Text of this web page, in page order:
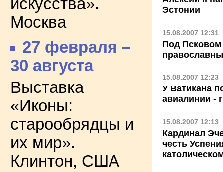
искусства».
Москва
27 февраля –
30 августа
Выставка
«Иконы:
старообрядцы и
их мир».
Клинтон, США
Эстонии
15.08.2007 12:31
Под
15.08.2007 12:23
У Ватикана
авиалинии -
15.08.2007 12:13
Кардинал
честь